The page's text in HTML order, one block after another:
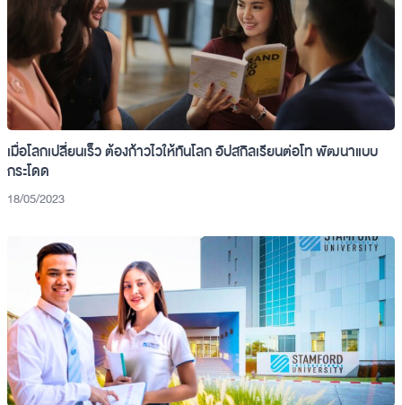
เมื่อโลกเปลี่ยนเร็ว ต้องก้าวไวให้ทันโลก อัปสกิลเรียนต่อโท พัฒนาแบบ
กระโดด
18/05/2023